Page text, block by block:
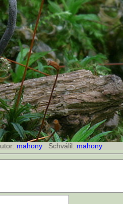
mahony Schválil: mahony